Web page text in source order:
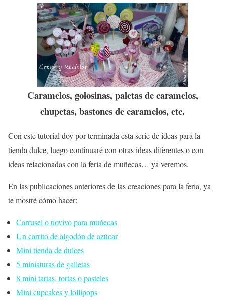
Caramelos, golosinas, paletas de caramelos,
chupetas, bastones de caramelos, etc.
Con este tutorial doy por terminada esta serie de ideas para la
tienda dulce, luego continuaré con otras ideas diferentes o con
ideas relacionadas con la feria de muñecas… ya veremos.
En las publicaciones anteriores de las creaciones para la feria, ya
te mostré cómo hacer:
Carrusel o tiovivo para muñecas
Un carrito de algodón de azúcar
Mini tienda de dulces
5 miniaturas de galletas
8 mini tartas, tortas o pasteles
Mini cupcakes y lollipops